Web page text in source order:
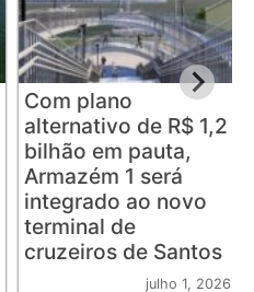
Com plano
alternativo de R$ 1,2
bilhão em pauta,
Armazém 1 será
integrado ao novo
terminal de
cruzeiros de Santos
julho 1, 2026